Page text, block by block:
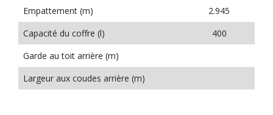
Empattement (m)
2.945
Capacité du coffre (l)
400
Garde au toit arrière (m)
Largeur aux coudes arrière (m)